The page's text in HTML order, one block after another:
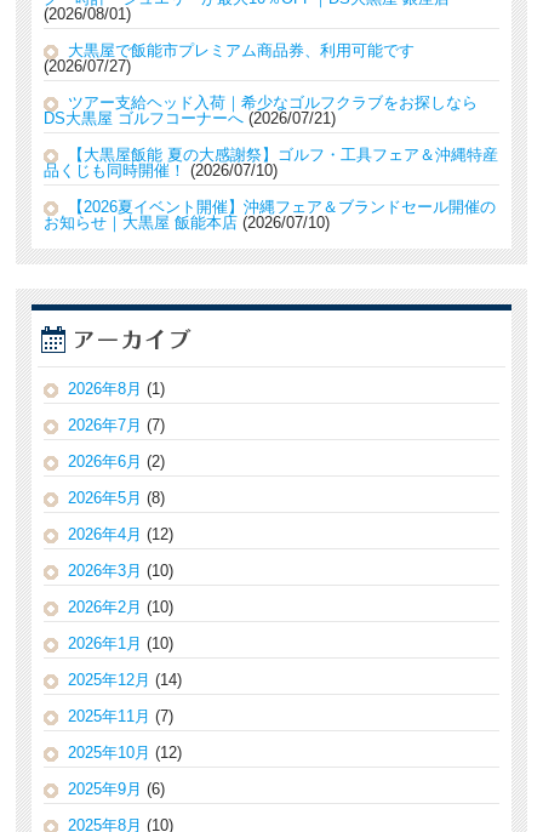
2026/08/01
大黒屋で飯能市プレミアム商品券、利用可能です
2026/07/27
ツアー支給ヘッド入荷｜希少なゴルフクラブをお探しなら
DS大黒屋 ゴルフコーナーへ 2026/07/21
【大黒屋飯能 夏の大感謝祭】ゴルフ・工具フェア＆沖縄特産
品くじも同時開催！
2026/07/10
【2026夏イベント開催】沖縄フェア＆ブランドセール開催の
お知らせ｜大黒屋 飯能本店 2026/07/10
2026年8月 (1)
2026年7月 (7)
2026年6月 (2)
2026年5月 (8)
2026年4月 (12)
2026年3月 (10)
2026年2月 (10)
2026年1月 (10)
2025年12月 (14)
2025年11月 (7)
2025年10月 (12)
2025年9月 (6)
2025年8月 (10)